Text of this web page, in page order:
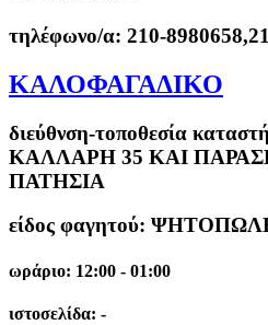
τηλέφωνο/α: 210-
ΚΑΛΟΦΑΓΑΔΙΚΟ
διεύθνση-τοποθεσία
ΚΑΛΛΑΡΗ 35 ΚΑΙ
ΠΑΤΗΣΙΑ
είδος φαγητού:
ωράριο: 12:00 - 01:00
ιστοσελίδα: -